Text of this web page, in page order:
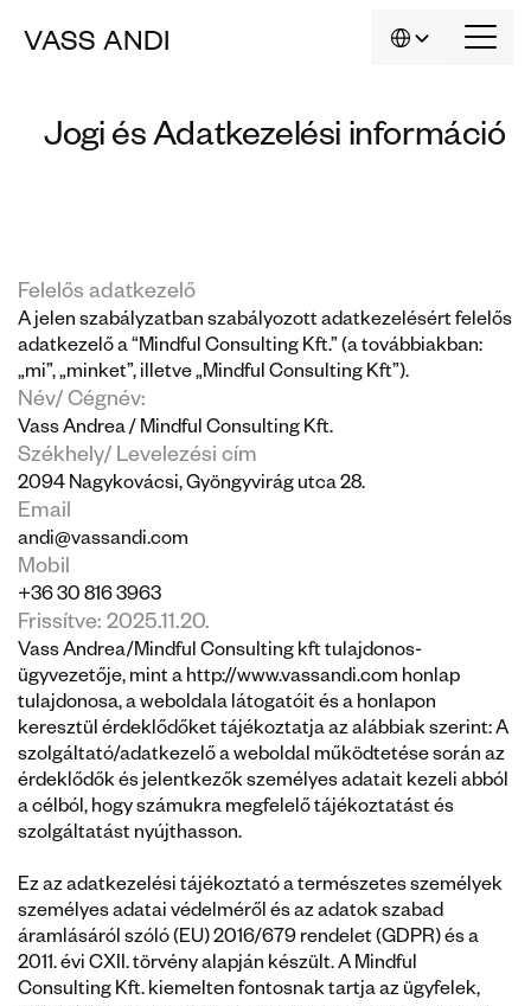
Jogi és Adatkezelési információ
Felelős adatkezelő
A jelen szabályzatban szabályozott adatkezelésért felelős
adatkezelő a “Mindful Consulting Kft.” (a továbbiakban:
„mi”, „minket”, illetve „Mindful Consulting Kft”).
Név/ Cégnév:
Vass Andrea / Mindful Consulting Kft.
Székhely/ Levelezési cím
2094 Nagykovácsi, Gyöngyvirág utca 28.
Email
andi@vassandi.com
Mobil
+36 30 816 3963
Frissítve: 2025.11.20.
Vass Andrea/Mindful Consulting kft tulajdonos-
ügyvezetője, mint a http://www.vassandi.com honlap
tulajdonosa, a weboldala látogatóit és a honlapon
keresztül érdeklődőket tájékoztatja az alábbiak szerint: A
szolgáltató/adatkezelő a weboldal működtetése során az
érdeklődők és jelentkezők személyes adatait kezeli abból
a célból, hogy számukra megfelelő tájékoztatást és
szolgáltatást nyújthasson.
Ez az adatkezelési tájékoztató a természetes személyek
személyes adatai védelméről és az adatok szabad
áramlásáról szóló (EU) 2016/679 rendelet (GDPR) és a
2011. évi CXII. törvény alapján készült. A Mindful
Consulting Kft. kiemelten fontosnak tartja az ügyfelek,
VASS ANDI HU